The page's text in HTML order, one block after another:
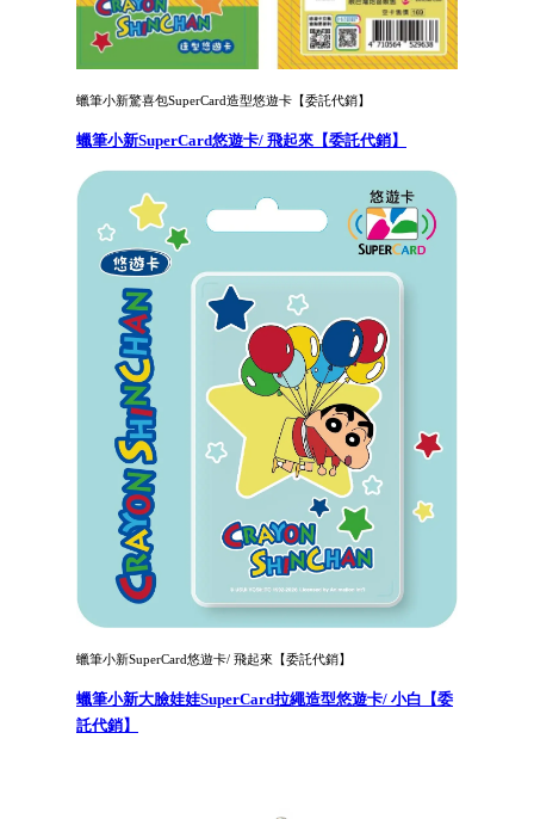
蠟筆小新驚喜包SuperCard造型悠遊卡【委託代銷】
蠟筆小新SuperCard悠遊卡/ 飛起來【委託代銷】
蠟筆小新SuperCard悠遊卡/ 飛起來【委託代銷】
蠟筆小新大臉娃娃SuperCard拉繩造型悠遊卡/ 小白【委
託代銷】